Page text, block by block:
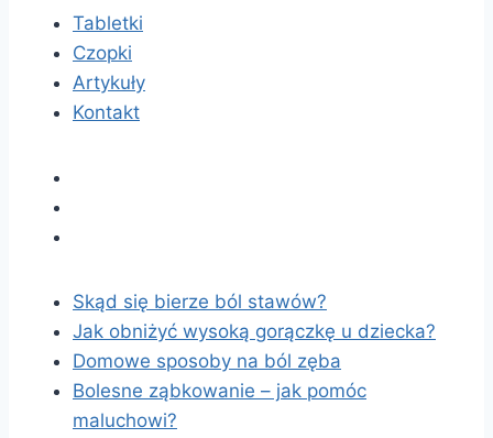
Tabletki
Czopki
Artykuły
Kontakt
Skąd się bierze ból stawów?
Jak obniżyć wysoką gorączkę u dziecka?
Domowe sposoby na ból zęba
Bolesne ząbkowanie – jak pomóc
maluchowi?